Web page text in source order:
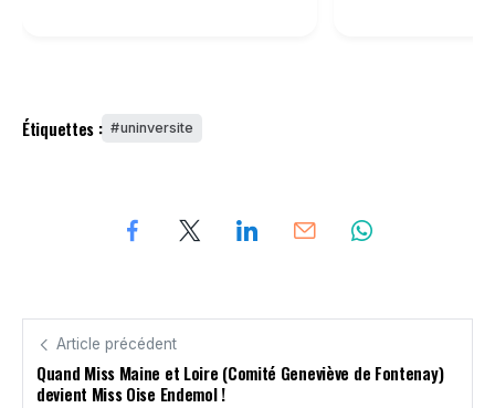
Étiquettes : uninversite
Article précédent
Quand Miss Maine et Loire (Comité Geneviève de Fontenay)
devient Miss Oise Endemol !